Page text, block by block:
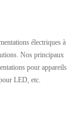
électriques à
Nos principaux
pour appareils
LED, etc.